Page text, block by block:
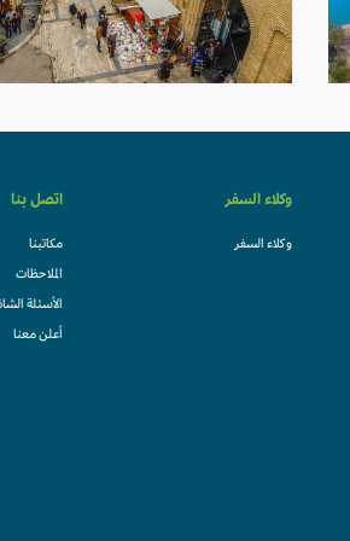
وكلاء السفر
وكلاء السفر
اتصل بنا
مكاتبنا
الملاحظات
الأسئلة
أعلن معنا